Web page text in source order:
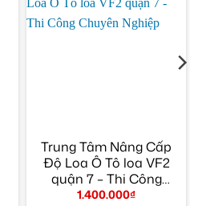
Trung Tâm Nâng Cấp
Độ Loa Ô Tô loa VF2
quận 7 – Thi Công
Chuyên Nghiệp
1.400.000₫